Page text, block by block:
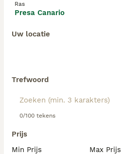
Ras
Presa Canario
Uw locatie
Trefwoord
0/100 tekens
Prijs
Min Prijs
Max Prijs